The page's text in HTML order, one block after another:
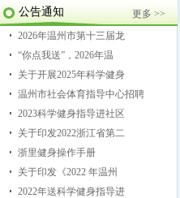
公告通知
更多 >>
2026年温州市第十三届龙
“你点我送”，2026年温
关于开展2025年科学健身
温州市社会体育指导中心招聘
2023科学健身指导进社区
关于印发2022浙江省第二
浙里健身操作手册
关于印发《2022 年温州
2022年送科学健身指导进